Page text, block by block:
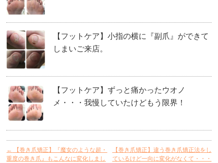
【フットケア】小指の横に『副爪』ができて
しまいご来店。
【フットケア】ずっと痛かったウオノ
メ・・・我慢していたけどもう限界！
←
【巻き爪矯正】『魔女のような超・
重度の巻き爪』もこんなに変化しまし
【巻き爪矯正】違う巻き爪矯正法をし
ているけど一向に変化がなくて・・・